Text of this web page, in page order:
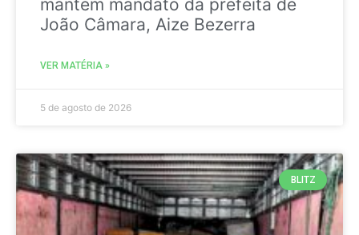
mantém mandato da prefeita de
João Câmara, Aize Bezerra
VER MATÉRIA »
5 de agosto de 2026
BLITZ